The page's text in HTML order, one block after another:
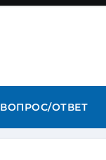
ВОПРОС/ОТВЕТ